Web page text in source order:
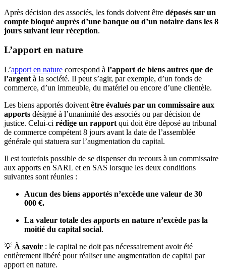
Après décision des associés, les fonds doivent être déposés sur un
compte bloqué auprès d’une banque ou d’un notaire dans les 8
jours suivant leur réception.
L’apport en nature
L’apport en nature correspond à l’apport de biens autres que de
l’argent à la société. Il peut s’agir, par exemple, d’un fonds de
commerce, d’un immeuble, du matériel ou encore d’une clientèle.
Les biens apportés doivent être évalués par un commissaire aux
apports désigné à l’unanimité des associés ou par décision de
justice. Celui-ci rédige un rapport qui doit être déposé au tribunal
de commerce compétent 8 jours avant la date de l’assemblée
générale qui statuera sur l’augmentation du capital.
Il est toutefois possible de se dispenser du recours à un commissaire
aux apports en SARL et en SAS lorsque les deux conditions
suivantes sont réunies :
Aucun des biens apportés n’excède une valeur de 30
000 €.
La valeur totale des apports en nature n’excède pas la
moitié du capital social.
💡 À savoir : le capital ne doit pas nécessairement avoir été
entièrement libéré pour réaliser une augmentation de capital par
apport en nature.